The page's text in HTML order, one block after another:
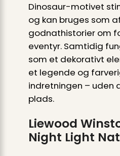
Dinosaur-motivet
og kan bruges som
godnathistorier om
eventyr. Samtidig
som et dekorativt
et legende og
indretningen –
plads.
Liewood
Night Light